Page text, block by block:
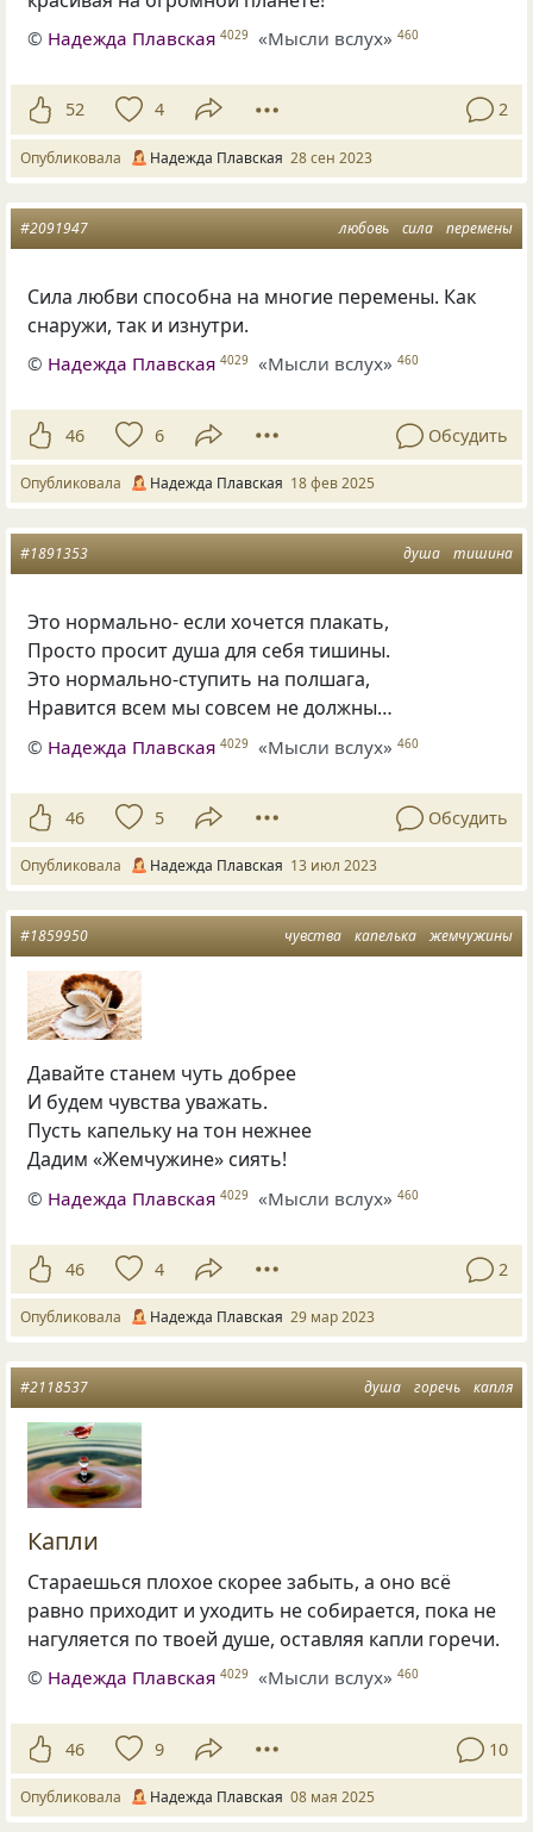
© Надежда Плавская 4029 «Мысли вслух» 460
52 4 2
Опубликовала Надежда Плавская 28 сен 2023
любовь сила перемены
#2091947
Сила любви способна на многие перемены. Как
снаружи, так и изнутри.
© Надежда Плавская 4029 «Мысли вслух» 460
46 6 Обсудить
Опубликовала Надежда Плавская 18 фев 2025
душа тишина
#1891353
Это нормально- если хочется плакать,
Просто просит душа для себя тишины.
Это нормально-ступить на полшага,
Нравится всем мы совсем не должны…
© Надежда Плавская 4029 «Мысли вслух» 460
46 5 Обсудить
Опубликовала Надежда Плавская 13 июл 2023
чувства капелька жемчужины
#1859950
Давайте станем чуть добрее
И будем чувства уважать.
Пусть капельку на тон нежнее
Дадим «Жемчужине» сиять!
© Надежда Плавская 4029 «Мысли вслух» 460
46 4 2
Опубликовала Надежда Плавская 29 мар 2023
душа горечь капля
#2118537
Капли
Стараешься плохое скорее забыть, а оно всё
равно приходит и уходить не собирается, пока не
нагуляется по твоей душе, оставляя капли горечи.
© Надежда Плавская 4029 «Мысли вслух» 460
46 9 10
Опубликовала Надежда Плавская 08 мая 2025